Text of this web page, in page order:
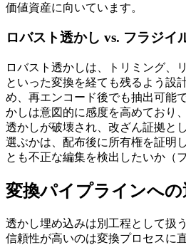
価値資産に向いています。
ロバスト透かし vs. フラジイ
ロバスト透かしは、トリミング、
といった変換を経ても残るよう設
め、再エンコード後でも抽出可能
かしは意図的に感度を高めており
透かしが破壊され、改ざん証拠と
選ぶかは、配布後に所有権を証明
とも不正な編集を検出したいか（
変換パイプラインへ
透かし埋め込みは別工程として扱
信頼性が高いのは変換プロセスに